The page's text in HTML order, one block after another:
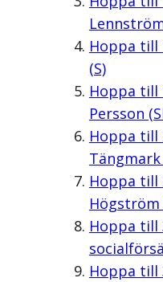
Hoppa till
(S)
Hoppa till
Persson
Hoppa till
Tängmark
Hoppa till
Högström
Hoppa till
Hoppa till